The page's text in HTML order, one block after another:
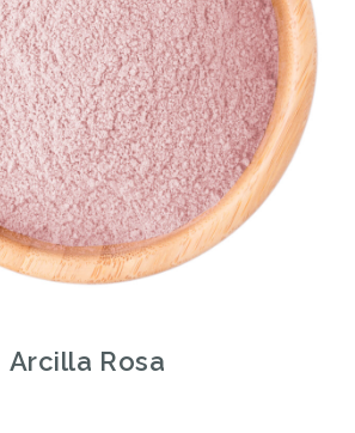
Arcilla Rosa